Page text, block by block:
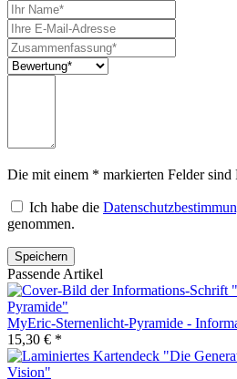
Die mit einem * markierten Felder sind
Ich habe die
genommen.
Passende Artikel
MyEric-Sternenlicht-Pyramide -
15,30 € *